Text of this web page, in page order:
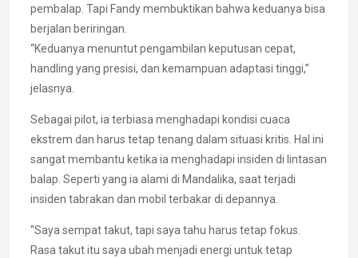
pembalap. Tapi Fandy membuktikan bahwa keduanya bisa
berjalan beriringan.
“Keduanya menuntut pengambilan keputusan cepat,
handling yang presisi, dan kemampuan adaptasi tinggi,”
jelasnya.
Sebagai pilot, ia terbiasa menghadapi kondisi cuaca
ekstrem dan harus tetap tenang dalam situasi kritis. Hal ini
sangat membantu ketika ia menghadapi insiden di lintasan
balap. Seperti yang ia alami di Mandalika, saat terjadi
insiden tabrakan dan mobil terbakar di depannya.
“Saya sempat takut, tapi saya tahu harus tetap fokus.
Rasa takut itu saya ubah menjadi energi untuk tetap